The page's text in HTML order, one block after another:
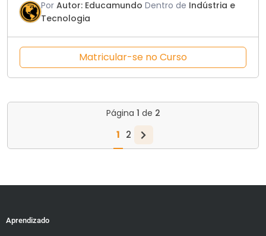
Por Autor: Educamundo Dentro de Indústria e
Tecnologia
Matricular-se no Curso
Página 1 de 2
1 2
Aprendizado